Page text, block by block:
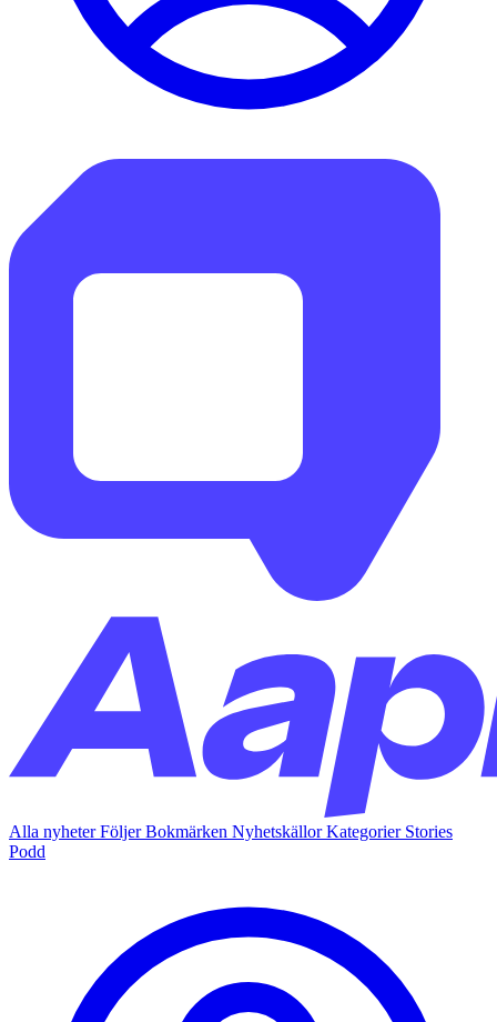
Alla nyheterFöljerBokmärken NyhetskällorKategorier Stories
Podd